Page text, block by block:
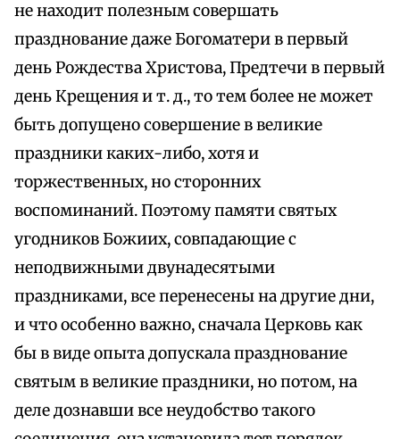
не находит полезным совершать
празднование даже Богоматери в первый
день Рождества Христова, Предтечи в первый
день Крещения и т. д., то тем более не может
быть допущено совершение в великие
праздники каких-либо, хотя и
торжественных, но сторонних
воспоминаний. Поэтому памяти святых
угодников Божиих, совпадающие с
неподвижными двунадесятыми
праздниками, все перенесены на другие дни,
и что особенно важно, сначала Церковь как
бы в виде опыта допускала празднование
святым в великие праздники, но потом, на
деле дознавши все неудобство такого